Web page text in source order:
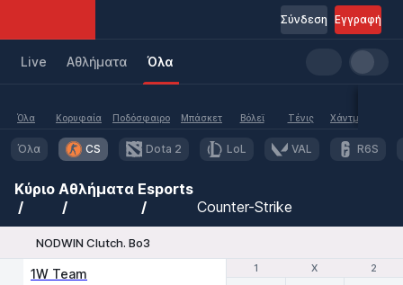
Εγγραφή
Σύνδεση
Live Aθλήματα Όλα
Όλα Κορυφαία Ποδόσφαιρο Μπάσκετ Βόλεϊ Τένις Χάντμπολ
Όλα CS Dota 2 LoL VAL R6S
Κύριο Αθλήματα Esports
Counter-Strike
NODWIN Clutch. Bo3
1 X 2
1W Team 1 X 2